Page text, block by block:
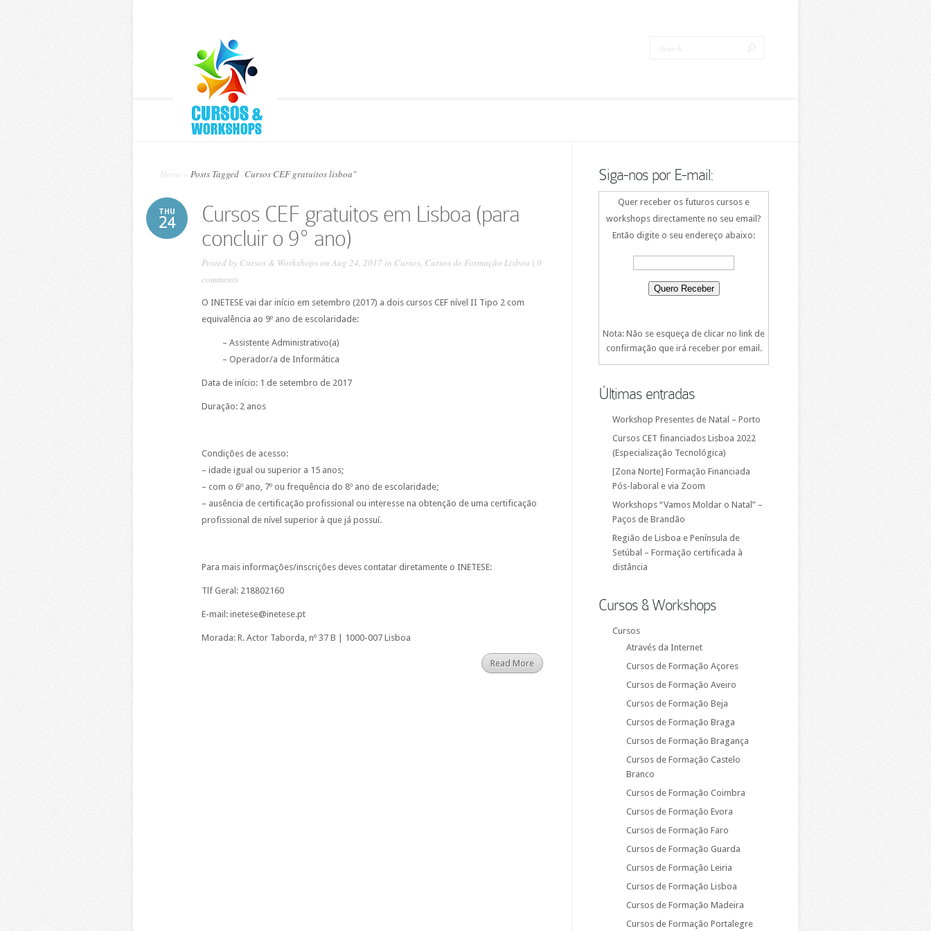
Home Posts Tagged Cursos CEF gratuitos lisboa"
THU
24
Cursos CEF gratuitos em Lisboa (para
concluir o 9º ano)
Posted by Cursos & Workshopson Aug 24, 2017 in Cursos, Cursos de Formação Lisboa | 0
comments
O INETESE vai dar início em setembro (2017) a dois cursos CEF nível II Tipo 2 com
equivalência ao 9º ano de escolaridade:
– Assistente Administrativo(a)
– Operador/a de Informática
Data de início: 1 de setembro de 2017
Duração: 2 anos
Condições de acesso:
– idade igual ou superior a 15 anos;
– com o 6º ano, 7º ou frequência do 8º ano de escolaridade;
– ausência de certificação profissional ou interesse na obtenção de uma certificação
profissional de nível superior à que já possuí.
Para mais informações/inscrições deves contatar diretamente o INETESE:
Tlf Geral: 218802160
E-mail: inetese@inetese.pt
Morada: R. Actor Taborda, nº 37 B | 1000-007 Lisboa
Read More
Siga-nos por E-mail:
Quer receber os futuros cursos e
workshops directamente no seu email?
Então digite o seu endereço abaixo:
Nota: Não se esqueça de clicar no link de
confirmação que irá receber por email.
Últimas entradas
Workshop Presentes de Natal – Porto
Cursos CET financiados Lisboa 2022
(Especialização Tecnológica)
[Zona Norte] Formação Financiada
Pós-laboral e via Zoom
Workshops “Vamos Moldar o Natal” –
Paços de Brandão
Região de Lisboa e Península de
Setúbal – Formação certificada à
distância
Cursos & Workshops
Cursos
Através da Internet
Cursos de Formação Açores
Cursos de Formação Aveiro
Cursos de Formação Beja
Cursos de Formação Braga
Cursos de Formação Bragança
Cursos de Formação Castelo
Branco
Cursos de Formação Coimbra
Cursos de Formação Evora
Cursos de Formação Faro
Cursos de Formação Guarda
Cursos de Formação Leiria
Cursos de Formação Lisboa
Cursos de Formação Madeira
Cursos de Formação Portalegre